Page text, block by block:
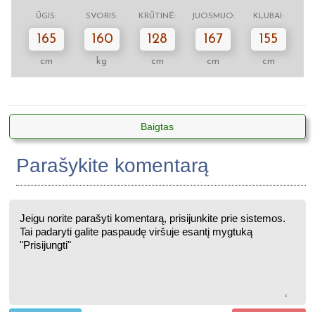
ŪGIS: SVORIS: KRŪTINĖ: JUOSMUO: KLUBAI:
165
cm
160
kg
128
cm
167
cm
155
cm
Baigtas
Parašykite komentarą